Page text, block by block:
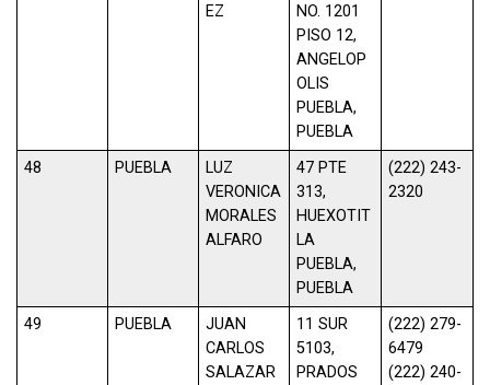
EZ
NO. 1201
PISO 12,
ANGELOP
OLIS
PUEBLA,
PUEBLA
48 PUEBLA
LUZ
VERONICA
MORALES
ALFARO
47 PTE
313,
HUEXOTIT
LA
PUEBLA,
PUEBLA
(222) 243-
2320
49 PUEBLA
JUAN
CARLOS
SALAZAR
11 SUR
5103,
PRADOS
(222) 279-
6479
(222) 240-